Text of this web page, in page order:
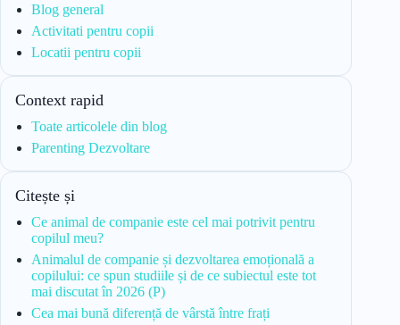
Blog general
Activitati pentru copii
Locatii pentru copii
Context rapid
Toate articolele din blog
Parenting Dezvoltare
Citește și
Ce animal de companie este cel mai potrivit pentru
copilul meu?
Animalul de companie și dezvoltarea emoțională a
copilului: ce spun studiile și de ce subiectul este tot
mai discutat în 2026 (P)
Cea mai bună diferență de vârstă între frați